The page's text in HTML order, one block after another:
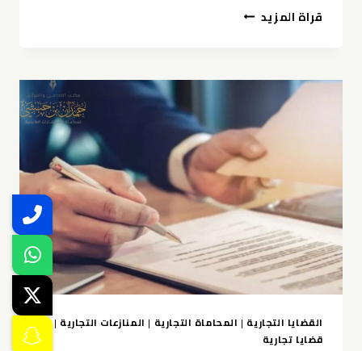
قراة المزيد تنفيذ
القضايا التجارية | المحاماة التجارية | المنازعات التجارية |
قضايا تجارية